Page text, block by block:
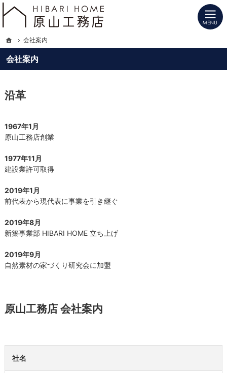
会社案内
プロの目線からご提案。長野県北信の注文住宅・新築戸建てを手がける工務店なら
長野県北信の新築・注文住宅・新築戸建てを手がけるHIBARI HOME原山工務店
沿革
1967年1月
原山工務店創業
1977年11月
建設業許可取得
2019年1月
前代表から現代表に事業を引き継ぐ
2019年8月
新築事業部 HIBARI HOME 立ち上げ
2019年9月
自然素材の家づくり研究会に加盟
原山工務店 会社案内
社名
ホーム
会社案内